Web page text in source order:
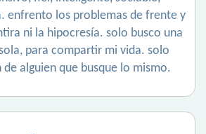
enfrento los problemas de frente y
ni la hipocresía. solo busco una
para compartir mi vida. solo
alguien que busque lo mismo.